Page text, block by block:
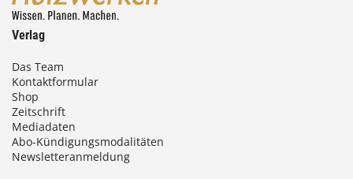
Verlag
Das Team
Kontaktformular
Shop
Zeitschrift
Mediadaten
Abo-Kündigungsmodalitäten
Newsletteranmeldung